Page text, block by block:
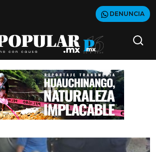
DENUNCIA